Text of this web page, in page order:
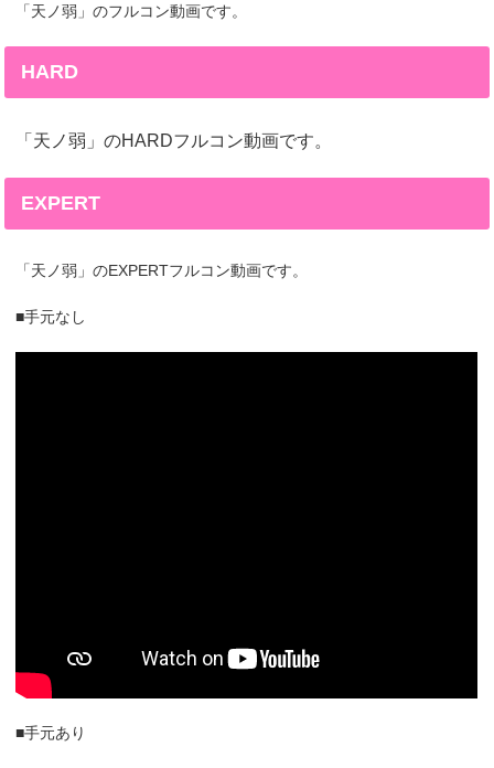
「天ノ弱」のフルコン動画です。
HARD
「天ノ弱」のHARDフルコン動画です。
EXPERT
「天ノ弱」のEXPERTフルコン動画です。
■手元なし
■手元あり